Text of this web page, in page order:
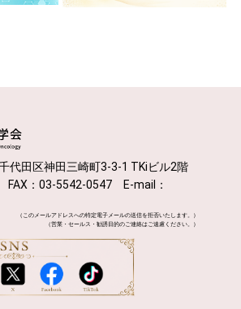
田区神田三崎町3-3-1 TKiビル2階
：03-5542-0547 E-mail：
（このメールアドレスへの特定電子メールの送信を拒否いたします。）
（営業・セールス・勧誘目的のご連絡はご遠慮ください。）